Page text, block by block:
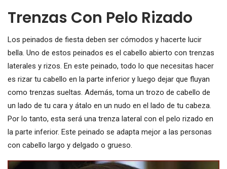
Trenzas Con Pelo Rizado
Los peinados de fiesta deben ser cómodos y hacerte lucir
bella. Uno de estos peinados es el cabello abierto con trenzas
laterales y rizos. En este peinado, todo lo que necesitas hacer
es rizar tu cabello en la parte inferior y luego dejar que fluyan
como trenzas sueltas. Además, toma un trozo de cabello de
un lado de tu cara y átalo en un nudo en el lado de tu cabeza.
Por lo tanto, esta será una trenza lateral con el pelo rizado en
la parte inferior. Este peinado se adapta mejor a las personas
con cabello largo y delgado o grueso.